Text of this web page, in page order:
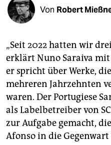
fragen & hilfe
unterstützen
abo
genossenschaft
epaper login
Von Robert
„Seit 2022 hatten wir
erklärt Nuno Saraiva
er spricht über Werke,
mehreren Jahrzehnten
waren. Der Portugiese
als Labelbetreiber von
zur Aufgabe gemacht,
Afonso in die Gegenwart